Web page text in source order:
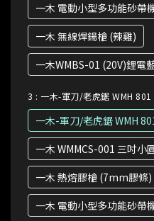
一木 電動小型多功能砂帶
一木 無線焊鍚槍 (辣雞)
一木WMBS-01 (20V)鋰電
3 : 一木-軍刀/老虎鋸 WMH 801
一木-軍刀/老虎鋸 WMH
一木 WMMCS-001 三吋小
一木 熱熔膠槍 (7mm膠條)
一木 電動小型多功能砂帶